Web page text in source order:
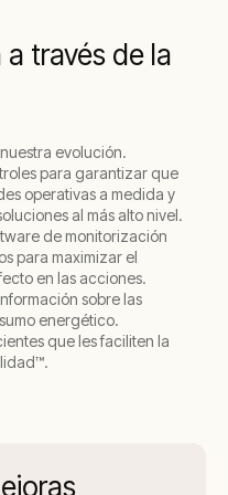
el gas para lograr
únicos que
del
través de la
evolución.
para garantizar que
operativas a medida y
al más alto nivel.
de monitorización
para maximizar el
en las acciones.
sobre las
energético.
que les faciliten la